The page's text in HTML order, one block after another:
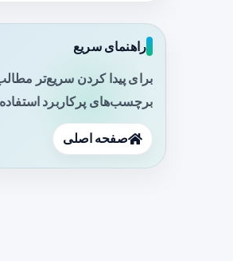
راهنمای سریع
برای پیدا کردن سریع‌تر
برچسب‌های پرکاربرد استفاده
صفحه اصلی